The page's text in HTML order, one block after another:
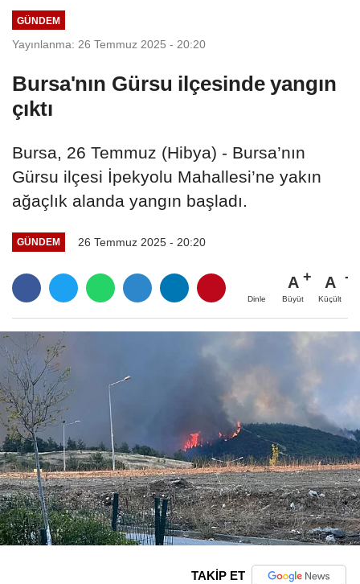
GÜNDEM
Yayınlanma: 26 Temmuz 2025 - 20:20
Bursa'nın Gürsu ilçesinde yangın
çıktı
Bursa, 26 Temmuz (Hibya) - Bursa’nın
Gürsu ilçesi İpekyolu Mahallesi’ne yakın
ağaçlık alanda yangın başladı.
GÜNDEM 26 Temmuz 2025 - 20:20
Dinle
A
Büyüt
A
Küçült
TAKİP ET